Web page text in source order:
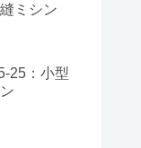
ミシン
25：小型